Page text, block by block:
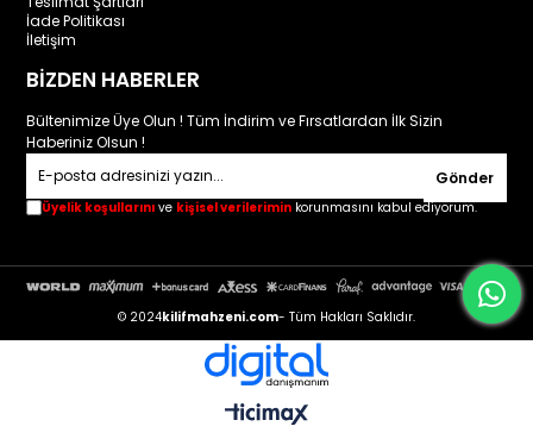
İade Politikası
İletişim
BİZDEN HABERLER
Bültenimize Üye Olun ! Tüm İndirim ve Fırsatlardan İlk Sizin
Haberiniz Olsun !
Gönder
Üyelik koşullarını ve kişisel verilerimin korunmasını kabul ediyorum.
© 2024kilifmahzeni.com- Tüm Hakları Saklıdır.